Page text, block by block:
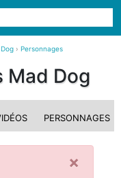
› Personnages
Mad Dog
PERSONNAGES
×